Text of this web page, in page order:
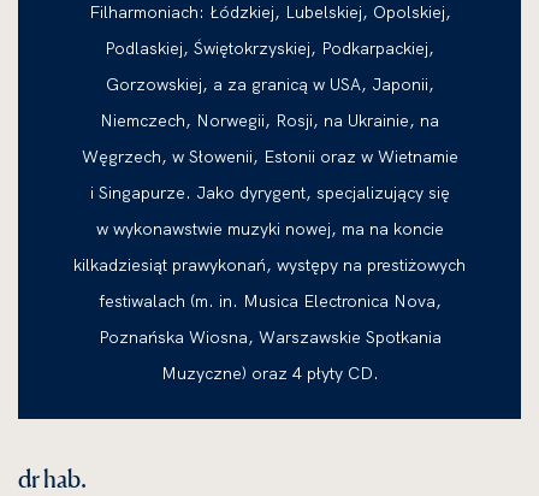
Filharmoniach: Łódzkiej, Lubelskiej, Opolskiej,
Podlaskiej, Świętokrzyskiej, Podkarpackiej,
Gorzowskiej, a za granicą w USA, Japonii,
Niemczech, Norwegii, Rosji, na Ukrainie, na
Węgrzech, w Słowenii, Estonii oraz w Wietnamie
i Singapurze. Jako dyrygent, specjalizujący się
w wykonawstwie muzyki nowej, ma na koncie
kilkadziesiąt prawykonań, występy na prestiżowych
festiwalach (m. in. Musica Electronica Nova,
Poznańska Wiosna, Warszawskie Spotkania
Muzyczne) oraz 4 płyty CD.
dr hab.